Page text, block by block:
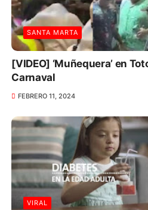
SANTA MARTA
[VIDEO] ‘Muñequera’ en
Carnaval
FEBRERO 11, 2024
VIRAL